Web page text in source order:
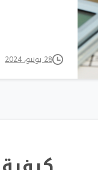
28 يونيو، 2024